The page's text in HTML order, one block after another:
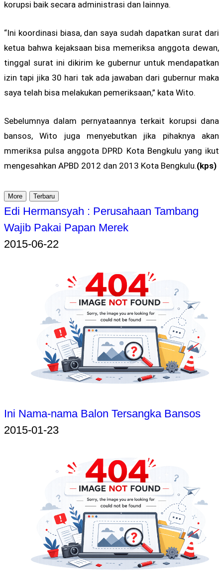
korupsi baik secara administrasi dan lainnya.
“Ini koordinasi biasa, dan saya sudah dapatkan surat dari
ketua bahwa kejaksaan bisa memeriksa anggota dewan,
tinggal surat ini dikirim ke gubernur untuk mendapatkan
izin tapi jika 30 hari tak ada jawaban dari gubernur maka
saya telah bisa melakukan pemeriksaan,” kata Wito.
Sebelumnya dalam pernyataannya terkait korupsi dana
bansos, Wito juga menyebutkan jika pihaknya akan
mmeriksa pulsa anggota DPRD Kota Bengkulu yang ikut
mengesahkan APBD 2012 dan 2013 Kota Bengkulu.(kps)
More Terbaru
Edi Hermansyah : Perusahaan Tambang
Wajib Pakai Papan Merek
2015-06-22
Ini Nama-nama Balon Tersangka Bansos
2015-01-23